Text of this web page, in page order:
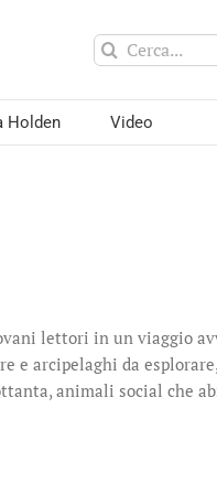
Cerca
per:
Holden Video
lettori in un viaggio
e arcipelaghi da
animali social che